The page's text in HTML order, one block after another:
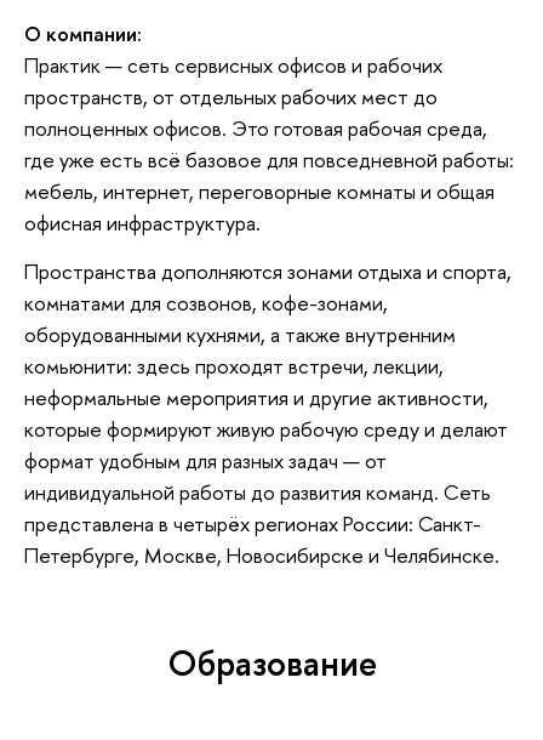
О компании:
Практик — сеть сервисных офисов и рабочих
пространств, от отдельных рабочих мест до
полноценных офисов. Это готовая рабочая среда,
где уже есть всё базовое для повседневной работы:
мебель, интернет, переговорные комнаты и общая
офисная инфраструктура.
Пространства дополняются зонами отдыха и спорта,
комнатами для созвонов, кофе-зонами,
оборудованными кухнями, а также внутренним
комьюнити: здесь проходят встречи, лекции,
неформальные мероприятия и другие активности,
которые формируют живую рабочую среду и делают
формат удобным для разных задач — от
индивидуальной работы до развития команд. Сеть
представлена в четырёх регионах России: Санкт-
Петербурге, Москве, Новосибирске и Челябинске.
Образование